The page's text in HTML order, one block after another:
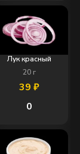
Лук красный
20г
39 ₽
0